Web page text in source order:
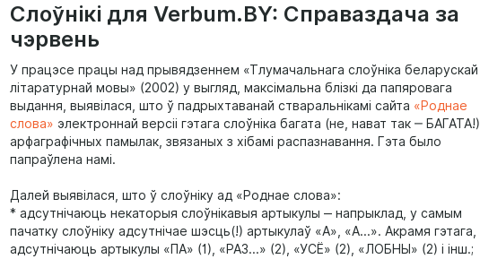
Слоўнікі для Verbum.BY: Справаздача за
чэрвень
У працэсе працы над прывядзеннем «Тлумачальнага слоўніка беларускай
літаратурнай мовы» (2002) у выгляд, максімальна блізкі да папяровага
выдання, выявілася, што ў падрыхтаванай стваральнікамі сайта «Роднае
слова» электроннай версіі гэтага слоўніка багата (не, нават так ‒ БАГАТА!)
арфаграфічных памылак, звязаных з хібамі распазнавання. Гэта было
папраўлена намі.
Далей выявілася, што ў слоўніку ад «Роднае слова»:
* адсутнічаюць некаторыя слоўнікавыя артыкулы ‒ напрыклад, у самым
пачатку слоўніку адсутнічае шэсць(!) артыкулаў «А», «А...». Акрамя гэтага,
адсутнічаюць артыкулы «ПА» (1), «РАЗ...» (2), «УСЁ» (2), «ЛОБНЫ» (2) і інш.;